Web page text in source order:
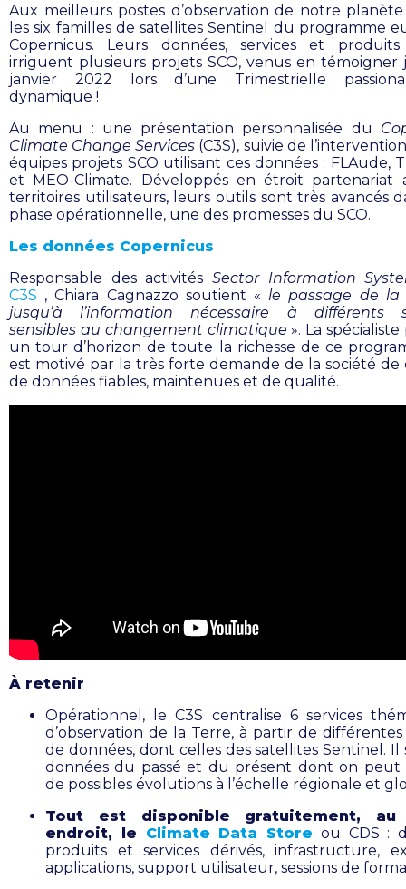
Aux meilleurs postes d’observation de notre
les six familles de satellites Sentinel du programme
Copernicus. Leurs données, services et produits
irriguent plusieurs projets SCO, venus en témoigner
janvier 2022 lors d’une Trimestrielle
dynamique !
Au menu : une présentation personnalisée du
Climate Change Services (C3S), suivie de
équipes projets SCO utilisant ces données : FLAude,
et MEO-Climate. Développés en étroit partenariat
territoires utilisateurs, leurs outils sont très avancés
phase opérationnelle, une des promesses du SCO.
Les données Copernicus
Responsable des activités Sector Information
C3S , Chiara Cagnazzo soutient « le passage de la
jusqu’à l’information nécessaire à différents
sensibles au changement climatique ». La
un tour d’horizon de toute la richesse de ce
est motivé par la très forte demande de la société de
de données fiables, maintenues et de qualité.
À retenir
Opérationnel, le C3S centralise 6 services
d’observation de la Terre, à partir de différentes
de données, dont celles des satellites Sentinel. Il
données du passé et du présent dont on peut
de possibles évolutions à l’échelle régionale et
Tout est disponible gratuitement, au
endroit, le Climate Data Store ou CDS :
produits et services dérivés, infrastructure,
applications, support utilisateur, sessions de